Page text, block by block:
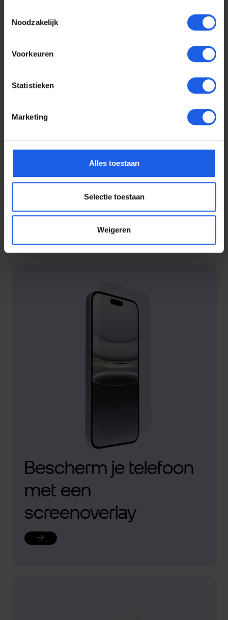
Noodzakelijk
Voorkeuren
Statistieken
Marketing
Alles toestaan
Selectie toestaan
Weigeren
Voor elke telefoon een
oortje
Bescherm je telefoon
met een
screenoverlay